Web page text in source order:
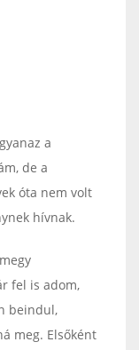
a
de a
óta nem volt
hívnak.
fel is adom,
beindul,
meg. Elsőként